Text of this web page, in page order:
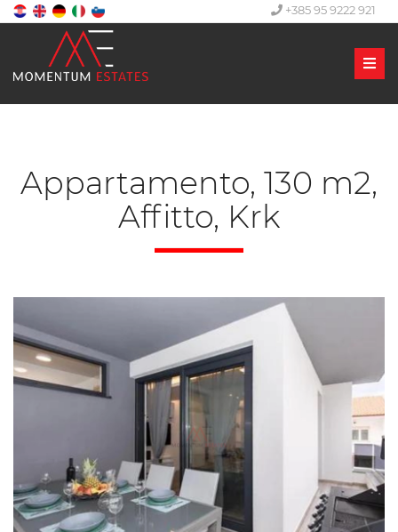
+385 95 9222 921
Appartamento, 130 m2,
Affitto, Krk